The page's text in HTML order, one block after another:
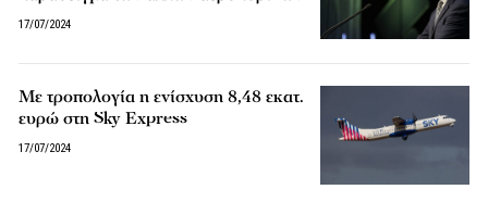
17/07/2024
Με τροπολογία η ενίσχυση 8,48 εκατ.
ευρώ στη Sky Express
17/07/2024